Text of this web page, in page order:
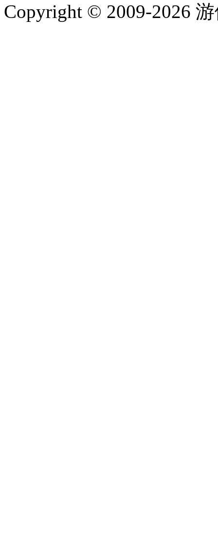
Copyright © 2009-2026